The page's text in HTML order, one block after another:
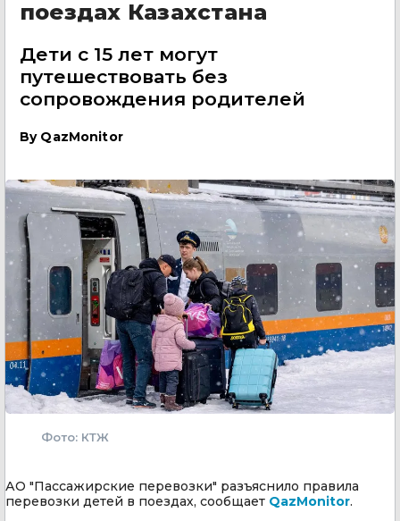
поездах Казахстана
Дети с 15 лет могут
путешествовать без
сопровождения родителей
By QazMonitor
Фото: КТЖ
АО "Пассажирские перевозки" разъяснило правила
перевозки детей в поездах, сообщает QazMonitor.